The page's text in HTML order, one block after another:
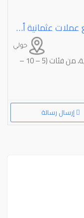
عملات قديمه مجموعة نادرة من أربع عملات عثمانية أصلية، من فئات (⁦⁦5⁩⁩ – ⁦⁦10⁩⁩ – ⁦⁦20⁩⁩ – ⁦⁦40⁩⁩ بارة) حالة ممتازة،
حولي
مجموعة نادرة من أربع عملات عثمانية أصلية، من فئات (5 – 10 –
إرسال رسالة